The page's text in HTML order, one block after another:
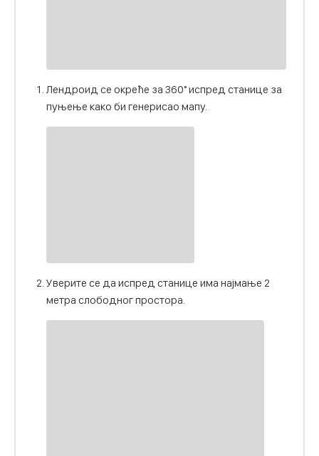
Лендроид се окреће за 360° испред станице за
пуњење како би генерисао мапу.
Уверите се да испред станице има најмање 2
метра слободног простора.